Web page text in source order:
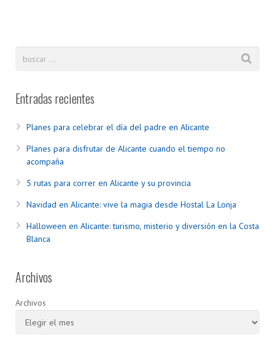
Entradas recientes
Planes para celebrar el día del padre en Alicante
Planes para disfrutar de Alicante cuando el tiempo no
acompaña
5 rutas para correr en Alicante y su provincia
Navidad en Alicante: vive la magia desde Hostal La Lonja
Halloween en Alicante: turismo, misterio y diversión en la Costa
Blanca
Archivos
Archivos